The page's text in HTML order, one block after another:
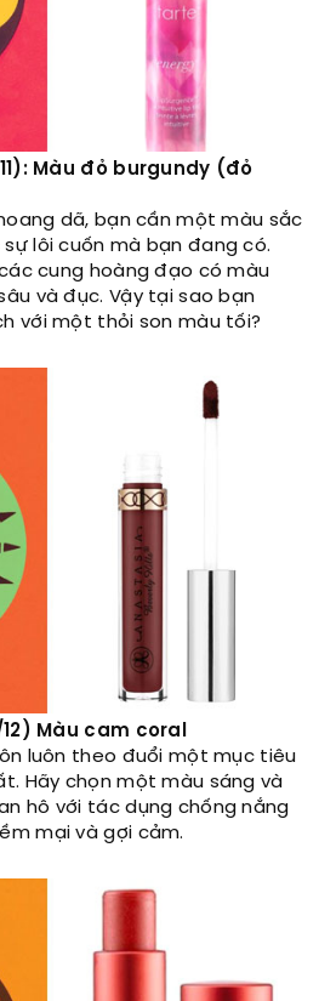
Màu đỏ burgundy (đỏ
dã, bạn cần một màu sắc
lôi cuốn mà bạn đang có.
cung hoàng đạo có màu
và đục. Vậy tại sao bạn
với một thỏi son màu tối?
12) Màu cam coral
luôn theo đuổi một mục tiêu
Hãy chọn một màu sáng và
hô với tác dụng chống nắng
mại và gợi cảm.